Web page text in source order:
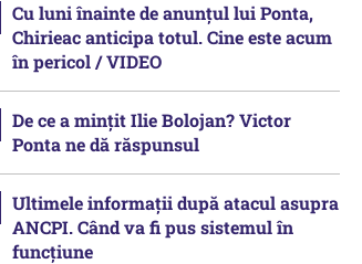
Cu luni înainte de anunțul lui Ponta,
Chirieac anticipa totul. Cine este acum
în pericol / VIDEO
De ce a mințit Ilie Bolojan? Victor
Ponta ne dă răspunsul
Ultimele informații după atacul asupra
ANCPI. Când va fi pus sistemul în
funcțiune